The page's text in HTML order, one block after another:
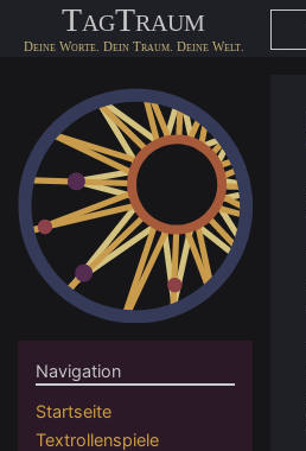
TagTraum
Navigation
Startseite
Textrollenspiele